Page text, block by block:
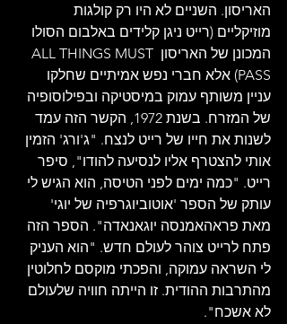
האריסון. השניים לא היו רק קולגות
מוזיקליים (רייט ניגן קלידים באלבום הסולו
המכונן של האריסון ALL THINGS MUST
PASS) אלא חברי נפש אמיתיים שחלקו
עניין משותף עמוק במיסטיקה ובפילוסופיה
של המזרח. בשנת 1972, הקשר הזה עמד
לשנות את חייו של רייט לנצח. "ג'ורג' הזמין
אותי להצטרף אליו לנסיעה להודו", סיפר
רייט. "כמה ימים לפני הטיסה, הוא הגיש לי
עותק של הספר 'אוטוביוגרפיה של יוגי'
מאת פראהאמנסה יוגאנאדה". הספר הזה
פתח לרייט צוהר לעולם חדש. "הוא העניק
לי השראה עמוקה, והפכתי מוקסם לחלוטין
מהתרבות ההודית. זו הייתה חוויה שלעולם
לא אשכח".